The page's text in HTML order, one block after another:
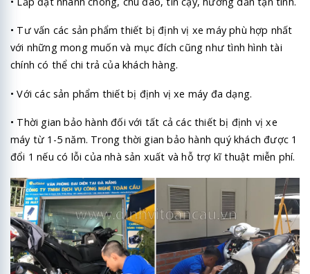
• Tư vấn các sản phẩm thiết bị định vị xe máy phù hợp nhất
với những mong muốn và mục đích cũng như tình hình tài
chính có thể chi trả của khách hàng.
• Với các sản phẩm thiết bị định vị xe máy đa dạng.
• Thời gian bảo hành đối với tất cả các thiết bị định vị xe
máy từ 1-5 năm. Trong thời gian bảo hành quý khách được 1
đổi 1 nếu có lỗi của nhà sản xuất và hỗ trợ kĩ thuật miễn phí.